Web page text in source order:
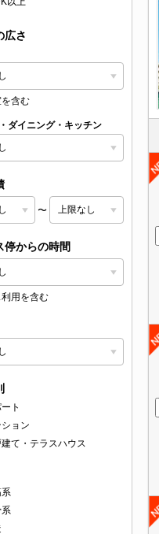
広さ
を含む
ダイニング・キッチン
〜
停からの時間
利用を含む
ト
ション
て・テラスハウス